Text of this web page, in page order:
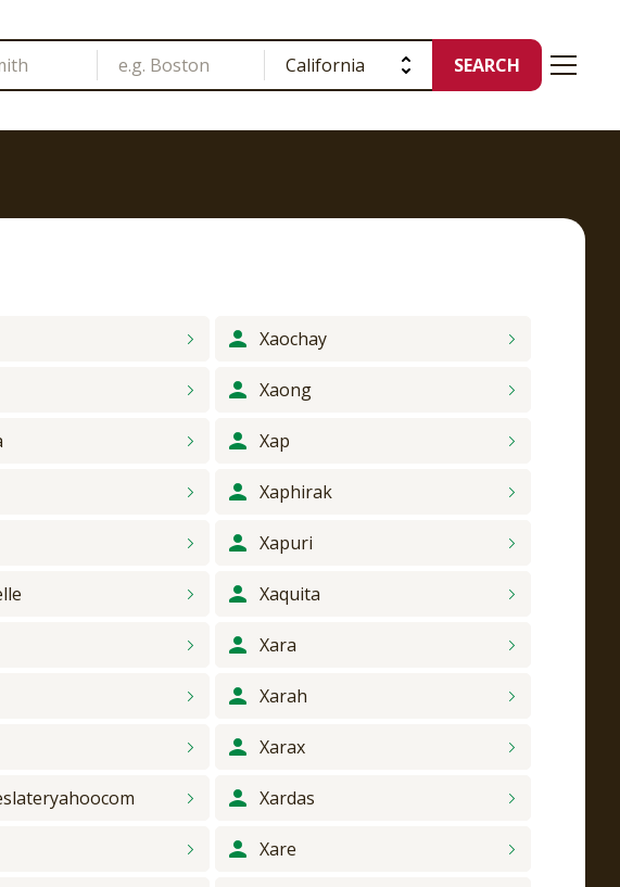
SEARCH
Xaochay
Xaong
Xap
Xaphirak
Xapuri
Xaquita
Xara
Xarah
Xarax
Xardas
Xare